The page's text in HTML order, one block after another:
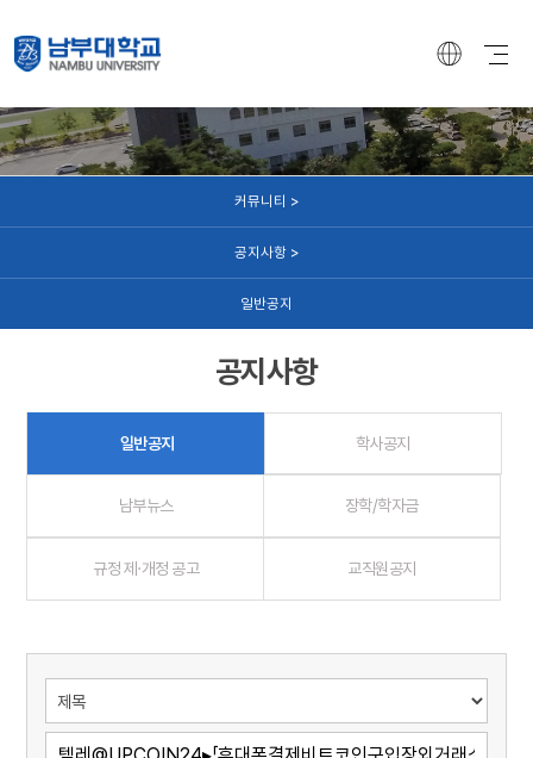
커뮤니티 >
공지사항 >
일반공지
공지사항
일반공지 학사공지
남부뉴스 장학/학자금
규정 제·개정 공고 교직원공지